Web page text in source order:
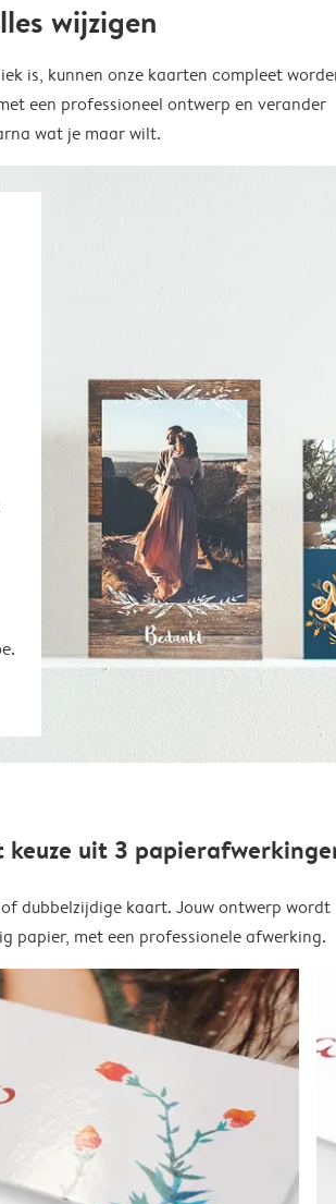
wijzigen
is, kunnen onze kaarten compleet
een professioneel ontwerp en verander
wat je maar wilt.
uit 3
dubbelzijdige kaart. Jouw ontwerp wordt
papier, met een professionele afwerking.